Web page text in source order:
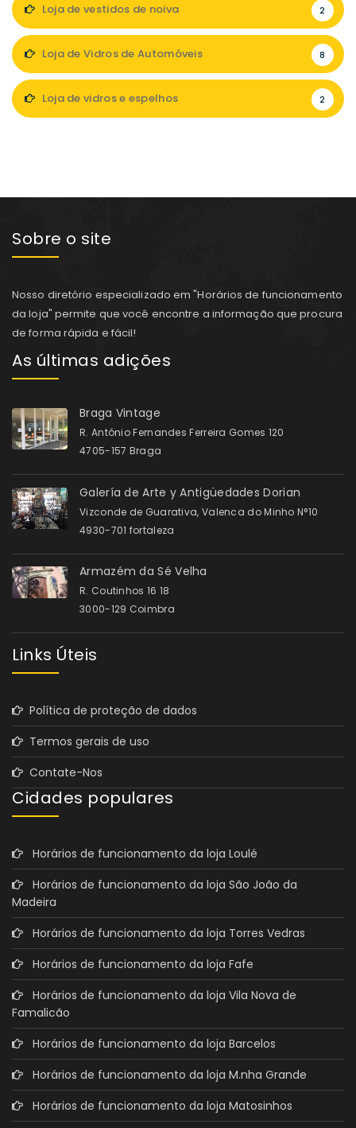
Loja de vestidos de noiva 2
Loja de Vidros de Automóveis 8
Loja de vidros e espelhos 2
Sobre o site
Nosso diretório especializado em "Horários de funcionamento
da loja" permite que você encontre a informação que procura
de forma rápida e fácil!
As últimas adições
Braga Vintage
R. António Fernandes Ferreira Gomes 120
4705-157 Braga
Galería de Arte y Antigüedades Dorian
Vizconde de Guarativa, Valenca do Minho N°10
4930-701 fortaleza
Armazém da Sé Velha
R. Coutinhos 16 18
3000-129 Coimbra
Links Úteis
Política de proteção de dados
Termos gerais de uso
Contate-Nos
Cidades populares
Horários de funcionamento da loja Loulé
Horários de funcionamento da loja São João da
Madeira
Horários de funcionamento da loja Torres Vedras
Horários de funcionamento da loja Fafe
Horários de funcionamento da loja Vila Nova de
Famalicão
Horários de funcionamento da loja Barcelos
Horários de funcionamento da loja M.nha Grande
Horários de funcionamento da loja Matosinhos